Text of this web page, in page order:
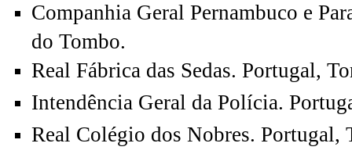
Companhia Geral Pernambuco e
do Tombo.
Real Fábrica das Sedas. Portugal,
Intendência Geral da Polícia.
Real Colégio dos Nobres. Portugal,